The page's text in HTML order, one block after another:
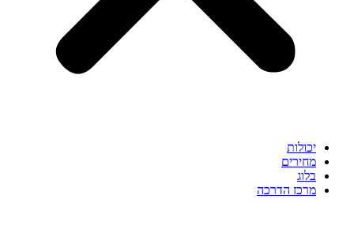
יכולות
מחירים
בלוג
מרכז הדרכה